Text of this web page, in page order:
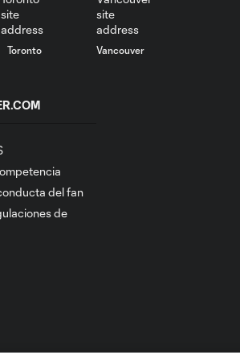
Toronto Vancouver
del fan
de